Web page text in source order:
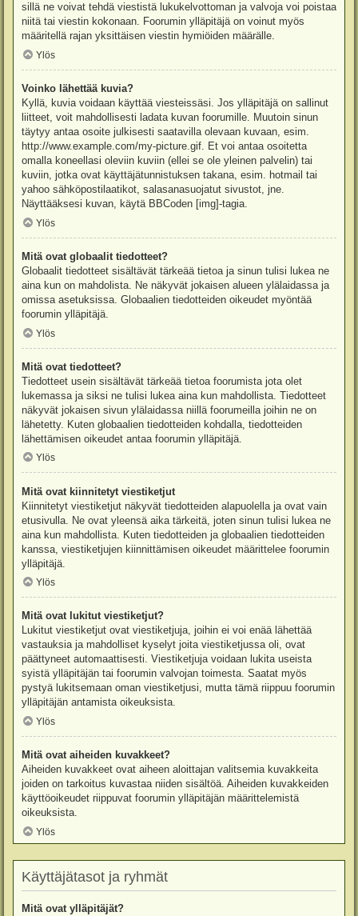
sillä ne voivat tehdä viestistä lukukelvottoman ja valvoja voi poistaa
niitä tai viestin kokonaan. Foorumin ylläpitäjä on voinut myös
määritellä rajan yksittäisen viestin hymiöiden määrälle.
Ylös
Voinko lähettää kuvia?
Kyllä, kuvia voidaan käyttää viesteissäsi. Jos ylläpitäjä on sallinut
liitteet, voit mahdollisesti ladata kuvan foorumille. Muutoin sinun
täytyy antaa osoite julkisesti saatavilla olevaan kuvaan, esim.
http://www.example.com/my-picture.gif. Et voi antaa osoitetta
omalla koneellasi oleviin kuviin (ellei se ole yleinen palvelin) tai
kuviin, jotka ovat käyttäjätunnistuksen takana, esim. hotmail tai
yahoo sähköpostilaatikot, salasanasuojatut sivustot, jne.
Näyttääksesi kuvan, käytä BBCoden [img]-tagia.
Ylös
Mitä ovat globaalit tiedotteet?
Globaalit tiedotteet sisältävät tärkeää tietoa ja sinun tulisi lukea ne
aina kun on mahdolista. Ne näkyvät jokaisen alueen ylälaidassa ja
omissa asetuksissa. Globaalien tiedotteiden oikeudet myöntää
foorumin ylläpitäjä.
Ylös
Mitä ovat tiedotteet?
Tiedotteet usein sisältävät tärkeää tietoa foorumista jota olet
lukemassa ja siksi ne tulisi lukea aina kun mahdollista. Tiedotteet
näkyvät jokaisen sivun ylälaidassa niillä foorumeilla joihin ne on
lähetetty. Kuten globaalien tiedotteiden kohdalla, tiedotteiden
lähettämisen oikeudet antaa foorumin ylläpitäjä.
Ylös
Mitä ovat kiinnitetyt viestiketjut
Kiinnitetyt viestiketjut näkyvät tiedotteiden alapuolella ja ovat vain
etusivulla. Ne ovat yleensä aika tärkeitä, joten sinun tulisi lukea ne
aina kun mahdollista. Kuten tiedotteiden ja globaalien tiedotteiden
kanssa, viestiketjujen kiinnittämisen oikeudet määrittelee foorumin
ylläpitäjä.
Ylös
Mitä ovat lukitut viestiketjut?
Lukitut viestiketjut ovat viestiketjuja, joihin ei voi enää lähettää
vastauksia ja mahdolliset kyselyt joita viestiketjussa oli, ovat
päättyneet automaattisesti. Viestiketjuja voidaan lukita useista
syistä ylläpitäjän tai foorumin valvojan toimesta. Saatat myös
pystyä lukitsemaan oman viestiketjusi, mutta tämä riippuu foorumin
ylläpitäjän antamista oikeuksista.
Ylös
Mitä ovat aiheiden kuvakkeet?
Aiheiden kuvakkeet ovat aiheen aloittajan valitsemia kuvakkeita
joiden on tarkoitus kuvastaa niiden sisältöä. Aiheiden kuvakkeiden
käyttöoikeudet riippuvat foorumin ylläpitäjän määrittelemistä
oikeuksista.
Ylös
Käyttäjätasot ja ryhmät
Mitä ovat ylläpitäjät?